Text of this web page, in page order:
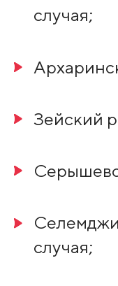
случая;
Зейский
случая;